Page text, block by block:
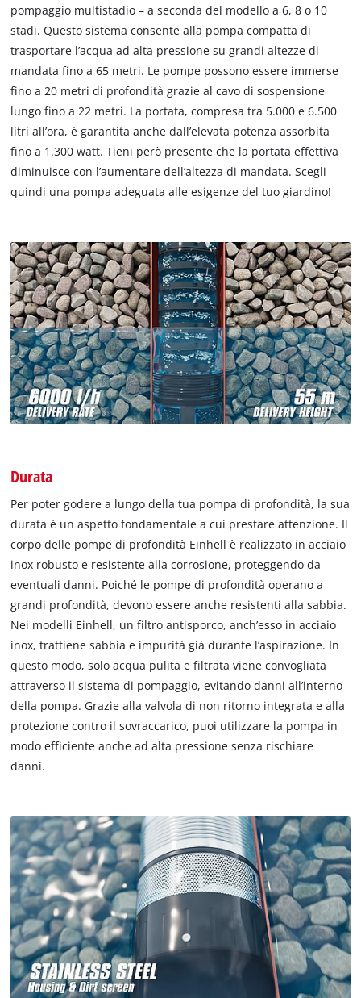
pompaggio multistadio – a seconda del modello a 6, 8 o 10
stadi. Questo sistema consente alla pompa compatta di
trasportare l’acqua ad alta pressione su grandi altezze di
mandata fino a 65 metri. Le pompe possono essere immerse
fino a 20 metri di profondità grazie al cavo di sospensione
lungo fino a 22 metri. La portata, compresa tra 5.000 e 6.500
litri all’ora, è garantita anche dall’elevata potenza assorbita
fino a 1.300 watt. Tieni però presente che la portata effettiva
diminuisce con l’aumentare dell’altezza di mandata. Scegli
quindi una pompa adeguata alle esigenze del tuo giardino!
Durata
Per poter godere a lungo della tua pompa di profondità, la sua
durata è un aspetto fondamentale a cui prestare attenzione. Il
corpo delle pompe di profondità Einhell è realizzato in acciaio
inox robusto e resistente alla corrosione, proteggendo da
eventuali danni. Poiché le pompe di profondità operano a
grandi profondità, devono essere anche resistenti alla sabbia.
Nei modelli Einhell, un filtro antisporco, anch’esso in acciaio
inox, trattiene sabbia e impurità già durante l’aspirazione. In
questo modo, solo acqua pulita e filtrata viene convogliata
attraverso il sistema di pompaggio, evitando danni all’interno
della pompa. Grazie alla valvola di non ritorno integrata e alla
protezione contro il sovraccarico, puoi utilizzare la pompa in
modo efficiente anche ad alta pressione senza rischiare
danni.